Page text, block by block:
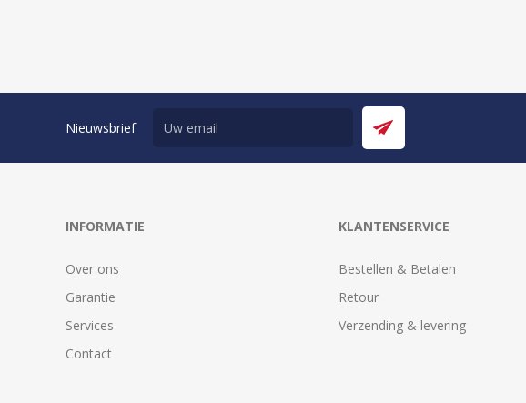
Nieuwsbrief
INFORMATIE
Over ons
Garantie
Services
Contact
KLANTENSERVICE
Bestellen & Betalen
Retour
Verzending & levering